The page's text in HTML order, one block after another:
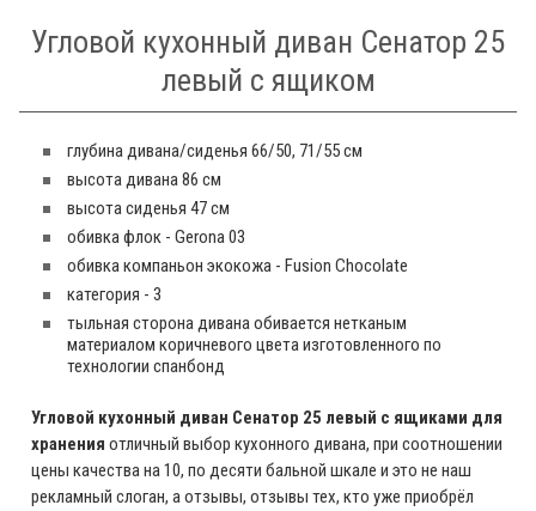
Угловой кухонный диван Сенатор 25
левый с ящиком
глубина дивана/сиденья 66/50, 71/55 см
высота дивана 86 см
высота сиденья 47 см
обивка флок - Gerona 03
обивка компаньон экокожа - Fusion Chocolate
категория - 3
тыльная сторона дивана обивается нетканым
материалом коричневого цвета изготовленного по
технологии спанбонд
Угловой кухонный диван Сенатор 25 левый с ящиками для
хранения отличный выбор кухонного дивана, при соотношении
цены качества на 10, по десяти бальной шкале и это не наш
рекламный слоган, а отзывы, отзывы тех, кто уже приобрёл